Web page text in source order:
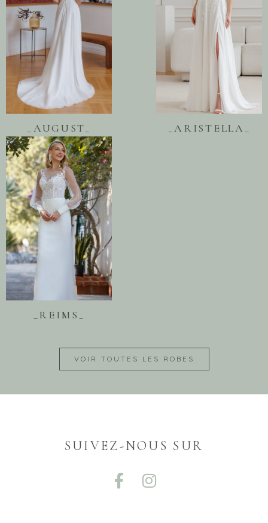
_AUGUST_ _ARISTELLA_
_REIMS_
VOIR TOUTES LES ROBES
SUIVEZ-NOUS SUR